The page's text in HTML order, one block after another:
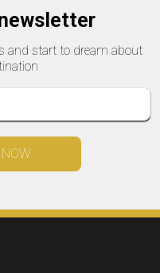
and start to dream about